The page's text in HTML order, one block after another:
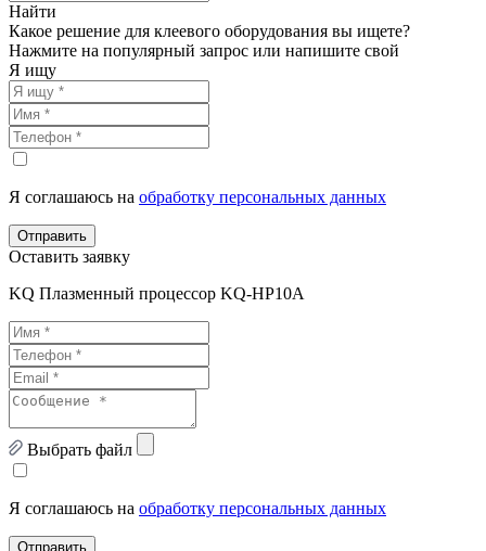
Найти
Какое решение для клеевого оборудования вы ищете?
Нажмите на популярный запрос или напишите свой
Я ищу
Я соглашаюсь на обработку персональных данных
Отправить
Оставить заявку
KQ Плазменный процессор KQ-HP10A
Выбрать файл
Я соглашаюсь на обработку персональных данных
Отправить